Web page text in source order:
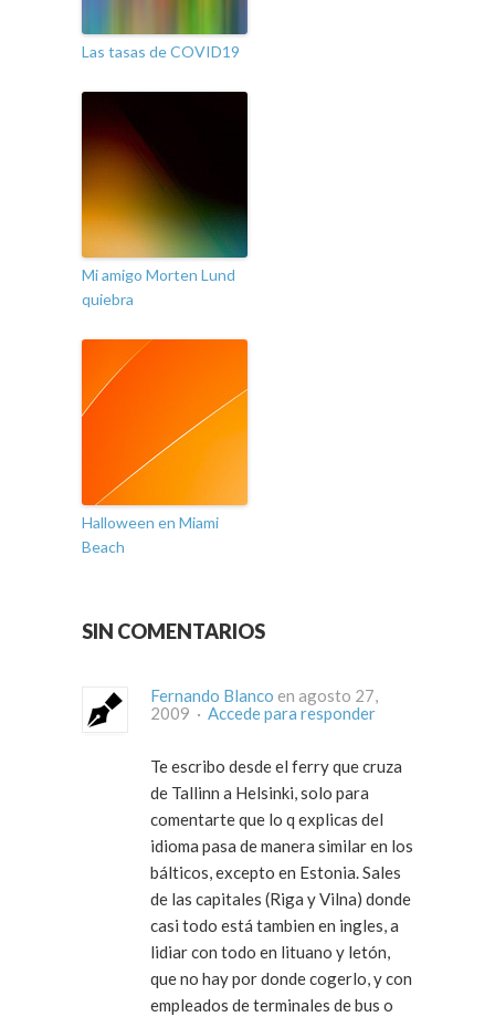
Las tasas de COVID19
Mi amigo Morten Lund
quiebra
Halloween en Miami
Beach
SIN COMENTARIOS
Fernando Blanco en agosto 27,
2009 · Accede para responder
Te escribo desde el ferry que cruza
de Tallinn a Helsinki, solo para
comentarte que lo q explicas del
idioma pasa de manera similar en los
bálticos, excepto en Estonia. Sales
de las capitales (Riga y Vilna) donde
casi todo está tambien en ingles, a
lidiar con todo en lituano y letón,
que no hay por donde cogerlo, y con
empleados de terminales de bus o